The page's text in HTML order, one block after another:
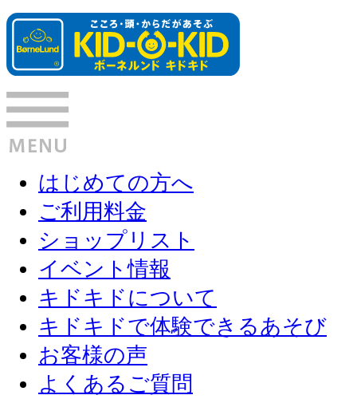
はじめての方へ
ご利用料金
ショップリスト
イベント情報
キドキドについて
キドキドで体験できるあそび
お客様の声
よくあるご質問